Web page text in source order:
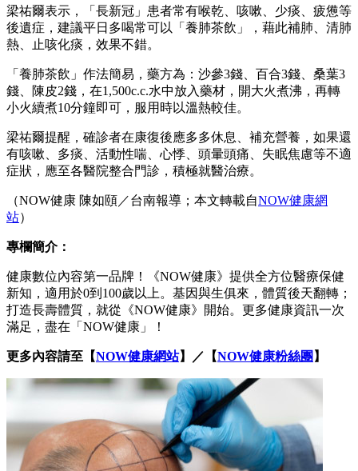
梁祐爾表示，「長新冠」患者常有喉乾、咳嗽、少痰、疲憊等
後遺症，建議平日多喝常可以「養肺茶飲」，藉此補肺、清肺
熱、止咳化痰，效果不錯。
「養肺茶飲」作法簡易，藥方為：沙參3錢、百合3錢、桑葉3
錢、陳皮2錢，在1,500c.c.水中放入藥材，開大火煮沸，再轉
小火續煮10分鐘即可，服用時以溫熱較佳。
梁祐爾提醒，確診者在康復後應多多休息、補充營養，如果還
有咳嗽、多痰、活動性喘、心悸、頭暈頭痛、失眠焦慮等不適
症狀，應至各醫院整合門診，積極就醫治療。
（NOW健康 陳如頤／台南報導；本文轉載自NOW健康網
站）
專欄簡介：
健康數位內容第一品牌！《NOW健康》提供全方位醫療保健
新知，適用於0到100歲以上。基因與生俱來，體質後天翻轉；
打造長壽體質，就從《NOW健康》開始。更多健康資訊一次
滿足，盡在「NOW健康」！
更多內容請至【NOW健康網站】／【NOW健康粉絲團 】